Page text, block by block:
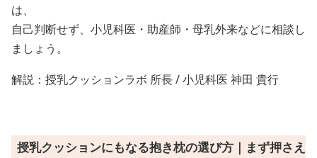
は、
自己判断せず、小児科医・助産師・母乳外来などに相談し
ましょう。
解説：授乳クッションラボ 所長 / 小児科医 神田 貴行
授乳クッションにもなる抱き枕の選び方｜まず押さえ